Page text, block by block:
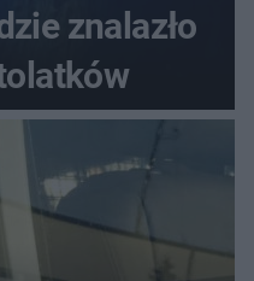
znalazło